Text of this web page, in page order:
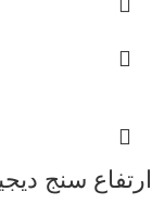
ارتفاع سنج